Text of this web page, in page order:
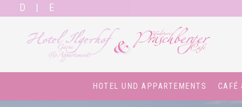
D | E
HOTEL UND APPARTEMENTS CAFÉ